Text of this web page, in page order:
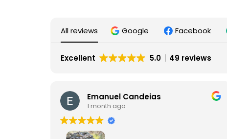
All reviews Google Facebook
Excellent 5.0 49 reviews
Emanuel Candeias
1 month ago